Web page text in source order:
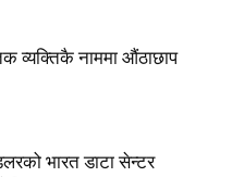
व्यक्तिकै नाममा औंठाछाप
भारत डाटा सेन्टर